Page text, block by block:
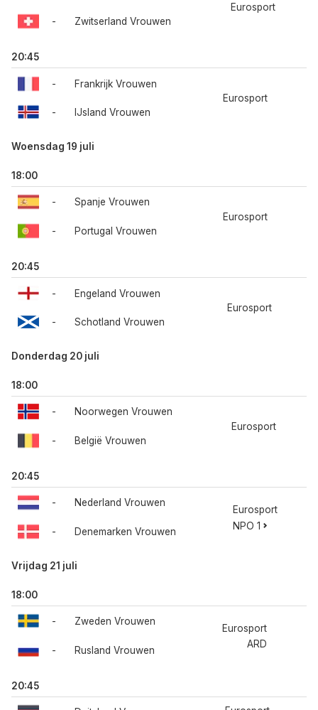
- Zwitserland Vrouwen
Eurosport
20:45
-
-
Frankrijk Vrouwen
IJsland Vrouwen
Eurosport
Woensdag 19 juli
18:00
-
-
Spanje Vrouwen
Portugal Vrouwen
Eurosport
20:45
-
-
Engeland Vrouwen
Schotland Vrouwen
Eurosport
Donderdag 20 juli
18:00
-
-
Noorwegen Vrouwen
België Vrouwen
Eurosport
20:45
-
-
Nederland Vrouwen
Denemarken Vrouwen
Eurosport
NPO 1
Vrijdag 21 juli
18:00
-
-
Zweden Vrouwen
Rusland Vrouwen
Eurosport
ARD
20:45